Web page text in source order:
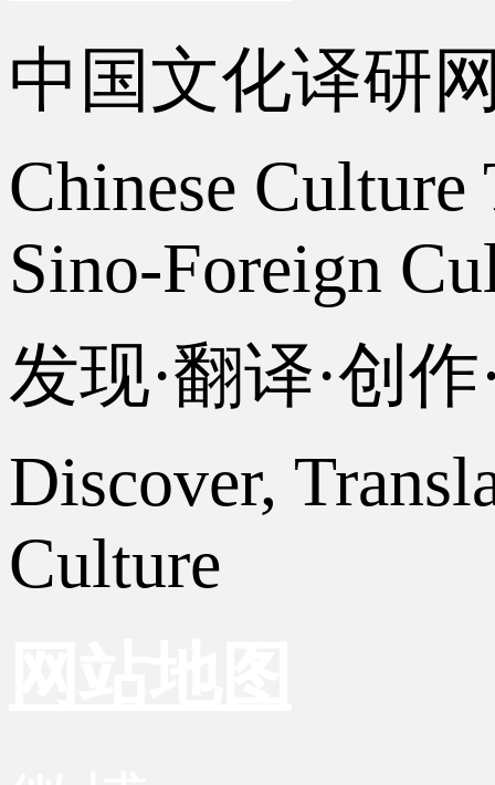
中国文化译研
Chinese
Sino-Foreign
发现·翻译·创
Discover,
Culture